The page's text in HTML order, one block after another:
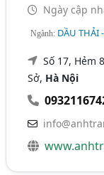
Ngày cập
Ngành: DẦU THẢI
Số 17, Hẻm
Sở, Hà Nội